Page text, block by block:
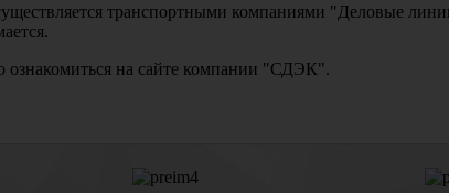
транспортными компаниями "Деловые
ознакомиться на сайте компании "СДЭК".